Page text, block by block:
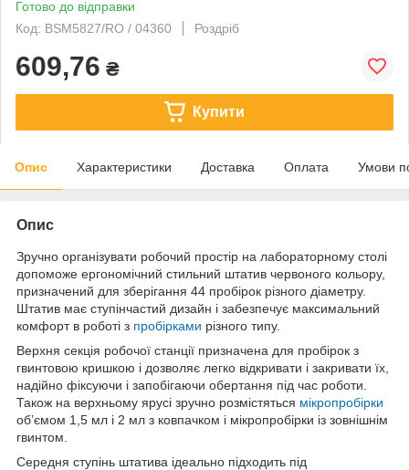
Готово до відправки
Код: BSM5827/RO / 04360
Роздріб
609,76 ₴
Купити
Опис Характеристики Доставка Оплата Умови
Опис
Зручно організувати робочий простір на лабораторному столі
допоможе ергономічний стильний штатив червоного кольору,
призначений для зберігання 44 пробірок різного діаметру.
Штатив має ступінчастий дизайн і забезпечує максимальний
комфорт в роботі з пробірками різного типу.
Верхня секція робочої станції призначена для пробірок з
гвинтовою кришкою і дозволяє легко відкривати і закривати їх,
надійно фіксуючи і запобігаючи обертання під час роботи.
Також на верхньому ярусі зручно розмістяться мікропробірки
об’ємом 1,5 мл і 2 мл з ковпачком і мікропробірки із зовнішнім
гвинтом.
Середня ступінь штатива ідеально підходить під